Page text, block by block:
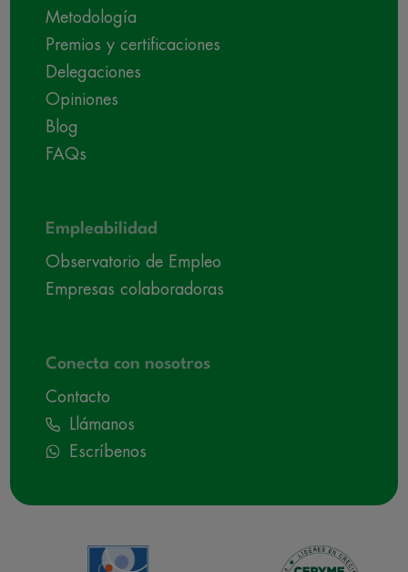
Metodología
Premios y certificaciones
Delegaciones
Opiniones
Blog
FAQs
Empleabilidad
Observatorio de Empleo
Empresas colaboradoras
Conecta con nosotros
Contacto
Llámanos
Escríbenos